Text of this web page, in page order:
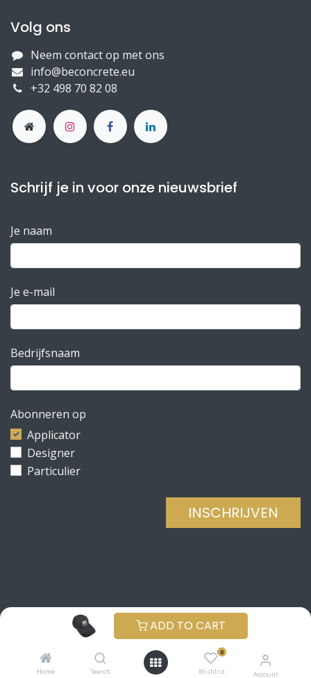
ADD TO CART
Home Search
0
Wishlist Account
Volg ons
Neem contact op met ons
info@beconcrete.eu
+32 498 70 82 08
Schrijf je in voor onze nieuwsbrief
Je naam
Je e-mail
Bedrijfsnaam
Abonneren op
Applicator
Designer
Particulier
INSCHRIJVEN
Copyright © Be Concrete NEDERLANDS (BE)
Aangeboden door - De #1Open source e-
commerce